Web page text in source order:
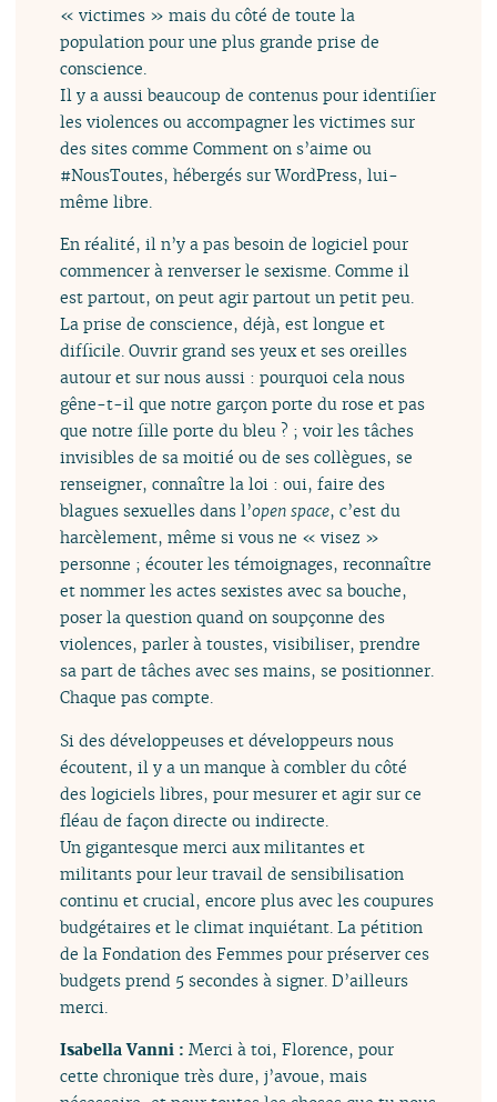
« victimes » mais du côté de toute la
population pour une plus grande prise de
conscience.
Il y a aussi beaucoup de contenus pour identifier
les violences ou accompagner les victimes sur
des sites comme Comment on s’aime ou
#NousToutes, hébergés sur WordPress, lui-
même libre.
En réalité, il n’y a pas besoin de logiciel pour
commencer à renverser le sexisme. Comme il
est partout, on peut agir partout un petit peu.
La prise de conscience, déjà, est longue et
difficile. Ouvrir grand ses yeux et ses oreilles
autour et sur nous aussi : pourquoi cela nous
gêne-t-il que notre garçon porte du rose et pas
que notre fille porte du bleu ? ; voir les tâches
invisibles de sa moitié ou de ses collègues, se
renseigner, connaître la loi : oui, faire des
blagues sexuelles dans l’open space, c’est du
harcèlement, même si vous ne « visez »
personne ; écouter les témoignages, reconnaître
et nommer les actes sexistes avec sa bouche,
poser la question quand on soupçonne des
violences, parler à toustes, visibiliser, prendre
sa part de tâches avec ses mains, se positionner.
Chaque pas compte.
Si des développeuses et développeurs nous
écoutent, il y a un manque à combler du côté
des logiciels libres, pour mesurer et agir sur ce
fléau de façon directe ou indirecte.
Un gigantesque merci aux militantes et
militants pour leur travail de sensibilisation
continu et crucial, encore plus avec les coupures
budgétaires et le climat inquiétant. La pétition
de la Fondation des Femmes pour préserver ces
budgets prend 5 secondes à signer. D’ailleurs
merci.
Isabella Vanni :Merci à toi, Florence, pour
cette chronique très dure, j’avoue, mais